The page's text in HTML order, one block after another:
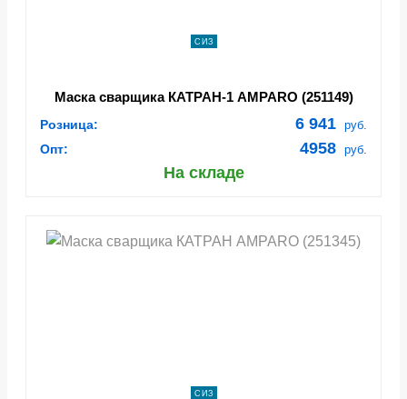
СИЗ
Маска сварщика КАТРАН-1 AMPARO (251149)
Розница: 6 941 руб.
Опт: 4958 руб.
На складе
СИЗ